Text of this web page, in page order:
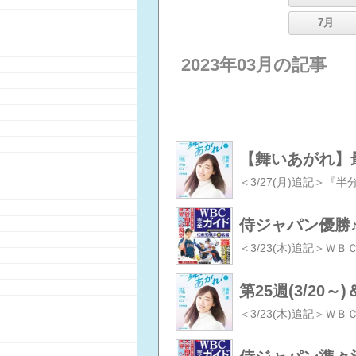
7月
2023年03月の記事
侍ジャパン優勝